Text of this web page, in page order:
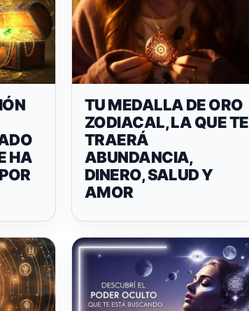
HA
TU MEDALLA DE ORO
ZODIACAL, LA QUE TE
TRAERÁ
ABUNDANCIA,
DINERO, SALUD Y
AMOR